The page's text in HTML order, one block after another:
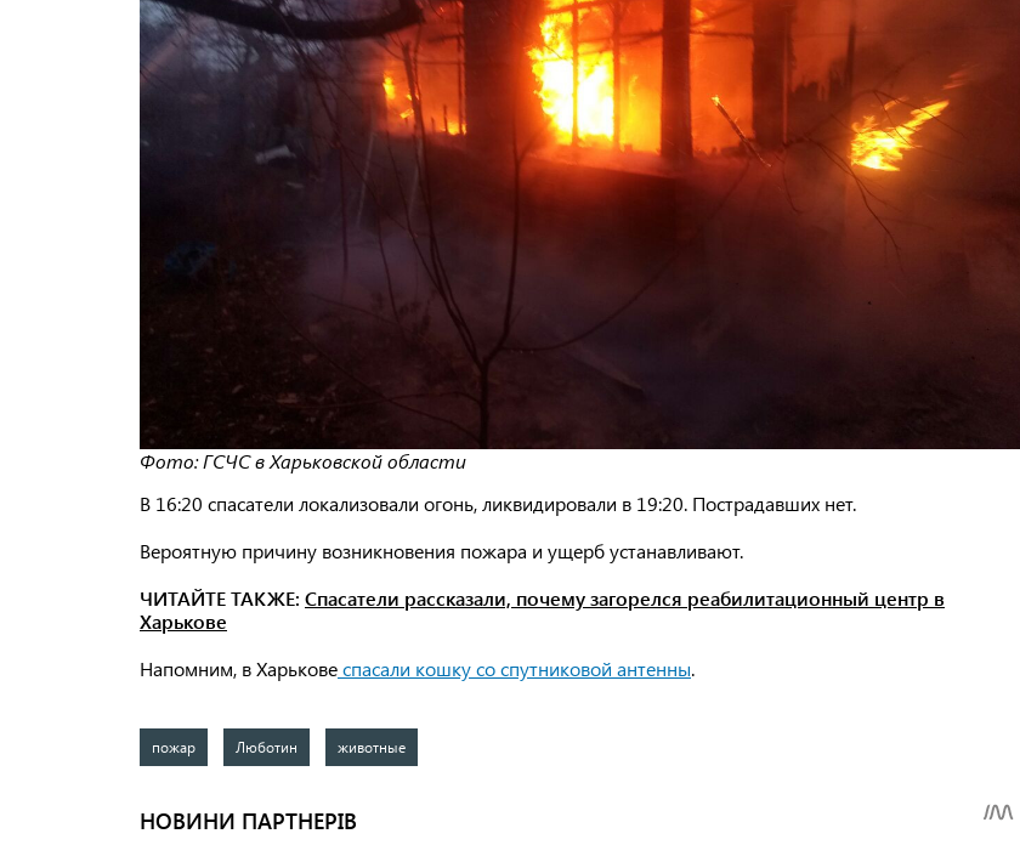
Фото: ГСЧС в Харьковской области
В 16:20 спасатели локализовали огонь, ликвидировали в 19:20. Пострадавших нет.
Вероятную причину возникновения пожара и ущерб устанавливают.
ЧИТАЙТЕ ТАКЖЕ: Спасатели рассказали, почему загорелся реабилитационный центр в
Харькове
Напомним, вХарьковеспасали кошку со спутниковой антенны.
пожар Люботин животные